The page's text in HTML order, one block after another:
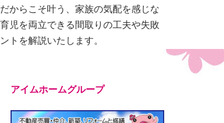
からこそ叶う、家族の気配を感じな
児を両立できる間取りの工夫や失敗
トを解説いたします。
アイムホームグループ